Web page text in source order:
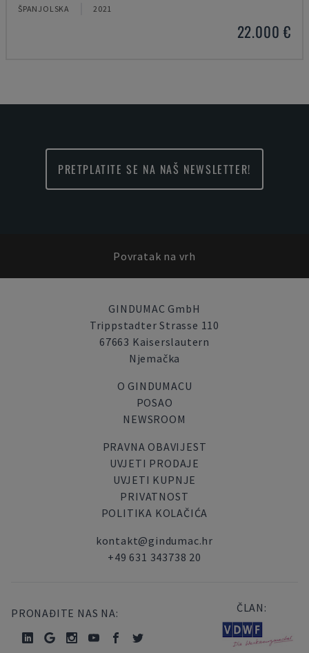
ŠPANJOLSKA 2021
22.000 €
PRETPLATITE SE NA NAŠ NEWSLETTER!
Povratak na vrh
GINDUMAC GmbH
Trippstadter Strasse 110
67663 Kaiserslautern
Njemačka
O GINDUMACU
POSAO
NEWSROOM
PRAVNA OBAVIJEST
UVJETI PRODAJE
UVJETI KUPNJE
PRIVATNOST
POLITIKA KOLAČIĆA
kontakt@gindumac.hr
+49 631 343738 20
PRONAĐITE NAS NA: ČLAN: